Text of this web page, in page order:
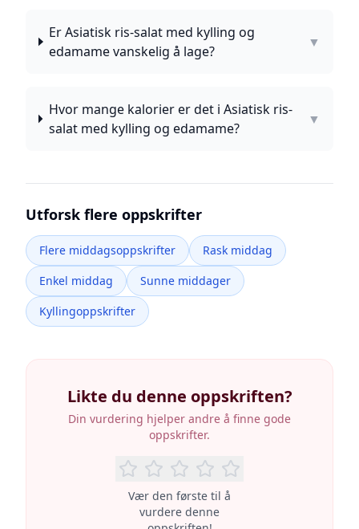
Er Asiatisk ris-salat med kylling og
edamame vanskelig å lage?
▼
Hvor mange kalorier er det i Asiatisk ris-
salat med kylling og edamame?
▼
Utforsk flere oppskrifter
Flere middagsoppskrifter
Rask middag
Enkel middag
Sunne middager
Kyllingoppskrifter
Likte du denne oppskriften?
Din vurdering hjelper andre å finne gode
oppskrifter.
Vær den første til å
vurdere denne